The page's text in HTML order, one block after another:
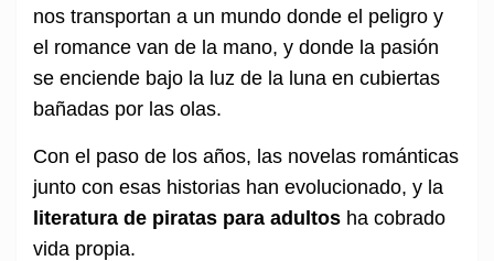
nos transportan a un mundo donde el peligro y
el romance van de la mano, y donde la pasión
se enciende bajo la luz de la luna en cubiertas
bañadas por las olas.
Con el paso de los años, las novelas románticas
junto con esas historias han evolucionado, y la
literatura de piratas para adultos ha cobrado
vida propia.